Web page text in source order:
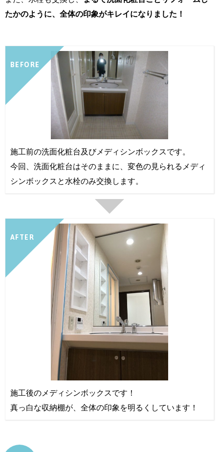
たかのように、全体の印象がキレイになりました！
BEFORE
施工前の洗面化粧台及びメディシンボックスです。
今回、洗面化粧台はそのままに、変色の見られるメディ
シンボックスと水栓のみ交換します。
AFTER
施工後のメディシンボックスです！
真っ白な収納棚が、全体の印象を明るくしています！